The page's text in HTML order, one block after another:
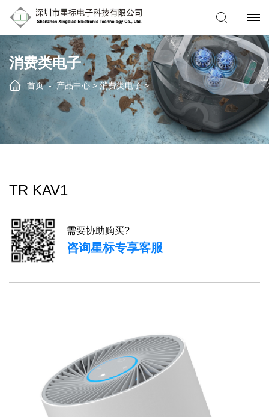
消费类电子
首页 产品中心 > 消费类电子>
TR KAV1
需要协助购买?
咨询星标专享客服